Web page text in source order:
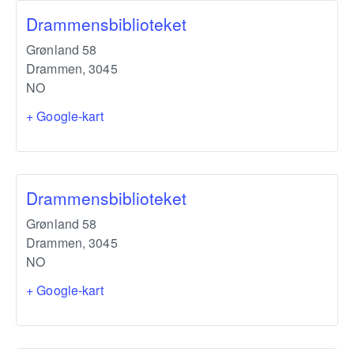
Drammensbiblioteket
Grønland 58
Drammen, 3045
NO
+ Google-kart
Drammensbiblioteket
Grønland 58
Drammen, 3045
NO
+ Google-kart